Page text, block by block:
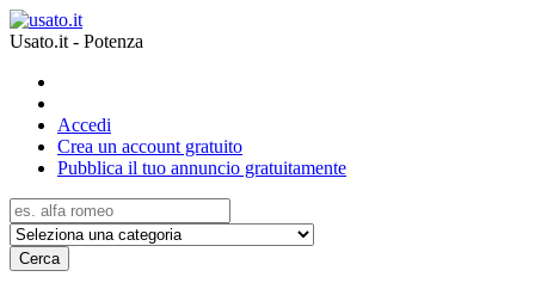
Usato.it - Potenza
Accedi
Crea un account gratuito
Pubblica il tuo annuncio gratuitamente
Cerca